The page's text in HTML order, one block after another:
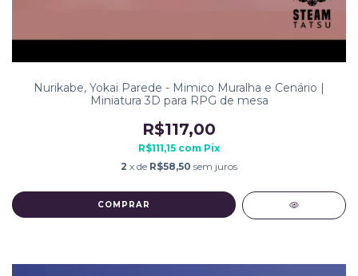
Nurikabe, Yokai Parede - Mimico Muralha e Cenário |
Miniatura 3D para RPG de mesa
R$117,00
R$111,15 com Pix
2 x de R$58,50 sem juros
COMPRAR